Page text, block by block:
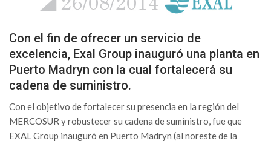
Con el fin de ofrecer un servicio de
excelencia, Exal Group inauguró una planta en
Puerto Madryn con la cual fortalecerá su
cadena de suministro.
Con el objetivo de fortalecer su presencia en la región del
MERCOSUR y robustecer su cadena de suministro, fue que
EXAL Group inauguró en Puerto Madryn (al noreste de la